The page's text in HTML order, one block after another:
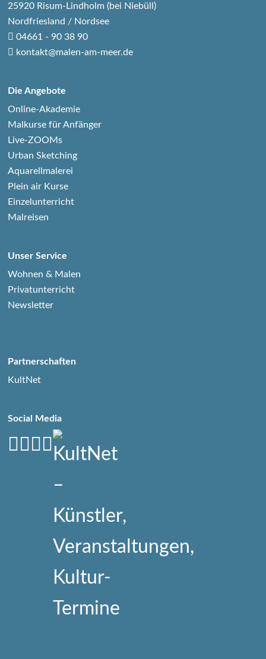
25920 Risum-Lindholm (bei Niebüll)
Nordfriesland / Nordsee
04661 - 90 38 90
kontakt@malen-am-meer.de
Die Angebote
Online-Akademie
Malkurse für Anfänger
Live-ZOOMs
Urban Sketching
Aquarellmalerei
Plein air Kurse
Einzelunterricht
Malreisen
Unser Service
Wohnen & Malen
Privatunterricht
Newsletter
Partnerschaften
KultNet
Social Media